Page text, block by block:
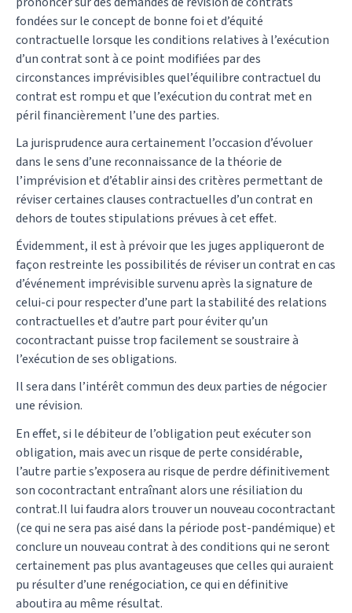
fondées sur le concept de bonne foi et d’équité
contractuelle lorsque les conditions relatives à l’exécution
d’un contrat sont à ce point modifiées par des
circonstances imprévisibles quel’équilibre contractuel du
contrat est rompu et que l’exécution du contrat met en
péril financièrement l’une des parties.
La jurisprudence aura certainement l’occasion d’évoluer
dans le sens d’une reconnaissance de la théorie de
l’imprévision et d’établir ainsi des critères permettant de
réviser certaines clauses contractuelles d’un contrat en
dehors de toutes stipulations prévues à cet effet.
Évidemment, il est à prévoir que les juges appliqueront de
façon restreinte les possibilités de réviser un contrat en cas
d’événement imprévisible survenu après la signature de
celui-ci pour respecter d’une part la stabilité des relations
contractuelles et d’autre part pour éviter qu’un
cocontractant puisse trop facilement se soustraire à
l’exécution de ses obligations.
Il sera dans l’intérêt commun des deux parties de négocier
une révision.
En effet, si le débiteur de l’obligation peut exécuter son
obligation, mais avec un risque de perte considérable,
l’autre partie s’exposera au risque de perdre définitivement
son cocontractant entraînant alors une résiliation du
contrat.Il lui faudra alors trouver un nouveau cocontractant
(ce qui ne sera pas aisé dans la période post-pandémique) et
conclure un nouveau contrat à des conditions qui ne seront
certainement pas plus avantageuses que celles qui auraient
pu résulter d’une renégociation, ce qui en définitive
aboutira au même résultat.